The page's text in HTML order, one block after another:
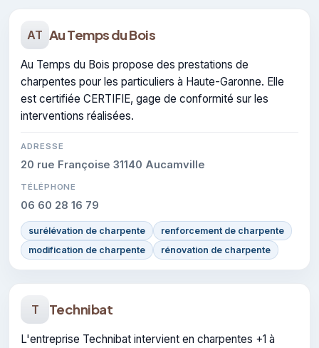
AT Au Temps du Bois
Au Temps du Bois propose des prestations de
charpentes pour les particuliers à Haute-Garonne. Elle
est certifiée CERTIFIE, gage de conformité sur les
interventions réalisées.
ADRESSE
20 rue Françoise 31140 Aucamville
TÉLÉPHONE
06 60 28 16 79
surélévation de charpente
renforcement de charpente
modification de charpente
rénovation de charpente
T Technibat
L'entreprise Technibat intervient en charpentes +1 à